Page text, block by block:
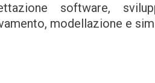
software,
modellazione e